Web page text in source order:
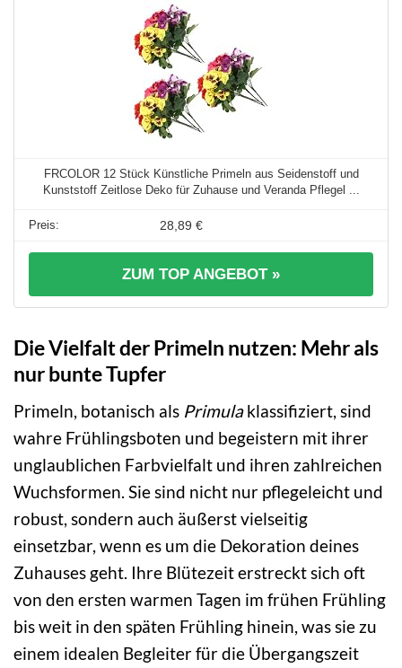
FRCOLOR 12 Stück Künstliche Primeln aus Seidenstoff und
Kunststoff Zeitlose Deko für Zuhause und Veranda Pflegel ...
28,89 €
ZUM TOP ANGEBOT »
Die Vielfalt der Primeln nutzen: Mehr als
nur bunte Tupfer
Primeln, botanisch als Primulaklassifiziert, sind
wahre Frühlingsboten und begeistern mit ihrer
unglaublichen Farbvielfalt und ihren zahlreichen
Wuchsformen. Sie sind nicht nur pflegeleicht und
robust, sondern auch äußerst vielseitig
einsetzbar, wenn es um die Dekoration deines
Zuhauses geht. Ihre Blütezeit erstreckt sich oft
von den ersten warmen Tagen im frühen Frühling
bis weit in den späten Frühling hinein, was sie zu
einem idealen Begleiter für die Übergangszeit